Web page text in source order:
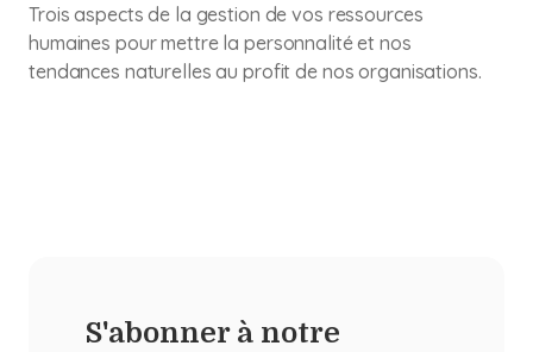
Trois aspects de la gestion de vos ressources
humaines pour mettre la personnalité et nos
tendances naturelles au profit de nos organisations.
S'abonner à notre